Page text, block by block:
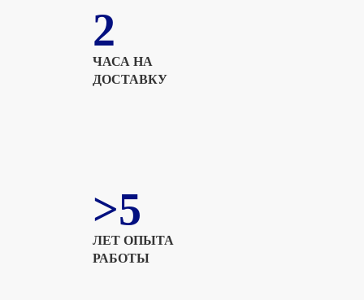
2
ЧАСА НА
ДОСТАВКУ
>5
ЛЕТ ОПЫТА
РАБОТЫ